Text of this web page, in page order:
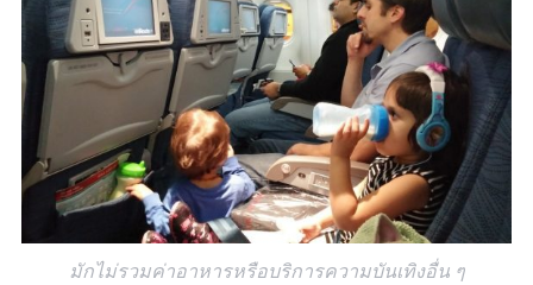
มักไม่รวมค่าอาหารหรือบริการความบันเทิงอื่น ๆ